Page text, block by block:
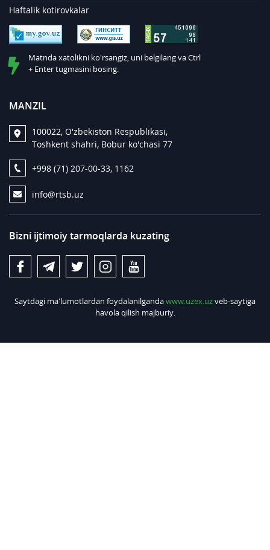
Haftalik kotirovkalar
Matnda xatolikni ko'rsangiz, uni belgilang va Ctrl
+ Enter tugmasini bosing.
MANZIL
100022, O'zbekiston Respublikasi,
Toshkent shahri, Bobur ko'chasi 77
+998 (71) 207-00-33, 1162
info@rtsb.uz
Bizni ijtimoiy tarmoqlarda kuzating
Saytdagi ma'lumotlardan foydalanilgandawww.uzex.uzveb-saytiga
havola qilish majburiy.